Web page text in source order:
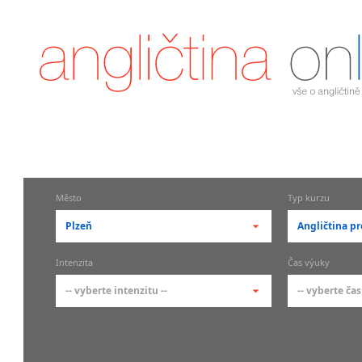
Město
Plzeň
-- vyberte město --
pražské městské části
Typ kurzu
Angličtina
-- vyberte
Intenzita
-- vyberte intenzitu --
Čas výuky
-- vyberte